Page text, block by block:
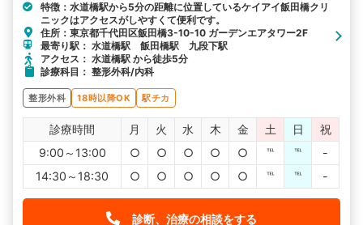
特徴：水道橋駅から5分の距離に位置しているケイアイ飯田橋クリ
ニックはアクセスがしやすくて便利です。
住所：東京都千代田区飯田橋3-10-10 ガーデンエアタワー2F
最寄り駅： 水道橋駅 飯田橋駅 九段下駅
アクセス： 水道橋駅 から徒歩5分
診療科目： 整形外科/内科
整形外科 18時以降OK 駅チカ
診療時間 月 火 水 木 金 土 日
祝
9:00～13:00
○ ○ ○ ○ ○ ℡ ℡
-
14:30～18:30
○ ○ ○ ○ ○ ℡ ℡ -
診断、治療の相談をする